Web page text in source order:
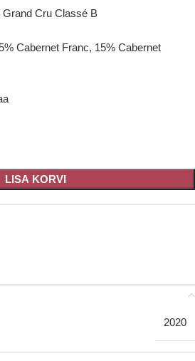
Cru Classé B
Cabernet Franc, 15% Cabernet
LISA KORVI
2020